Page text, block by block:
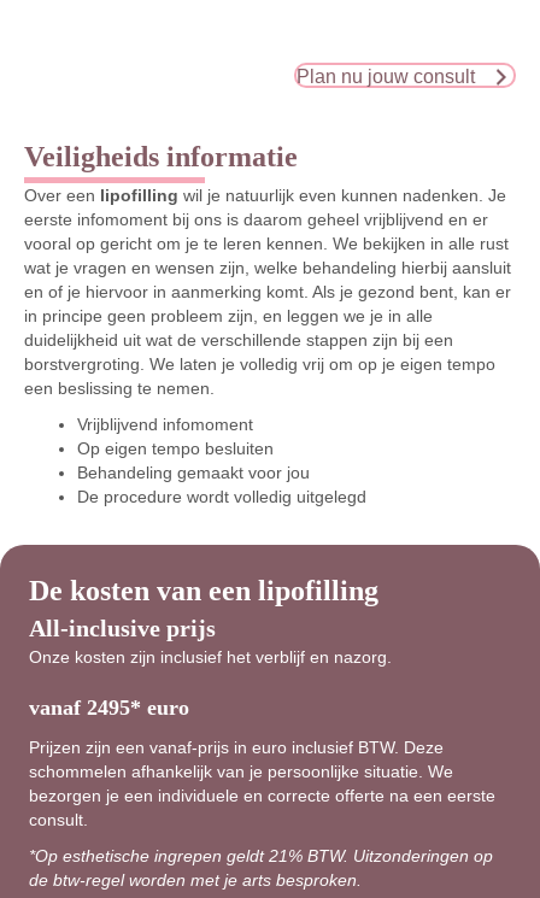
Plan nu jouw consult
Veiligheids informatie
Over een lipofilling wil je natuurlijk even kunnen nadenken. Je
eerste infomoment bij ons is daarom geheel vrijblijvend en er
vooral op gericht om je te leren kennen. We bekijken in alle rust
wat je vragen en wensen zijn, welke behandeling hierbij aansluit
en of je hiervoor in aanmerking komt. Als je gezond bent, kan er
in principe geen probleem zijn, en leggen we je in alle
duidelijkheid uit wat de verschillende stappen zijn bij een
borstvergroting. We laten je volledig vrij om op je eigen tempo
een beslissing te nemen.
Vrijblijvend infomoment
Op eigen tempo besluiten
Behandeling gemaakt voor jou
De procedure wordt volledig uitgelegd
De kosten van een lipofilling
All-inclusive prijs
Onze kosten zijn inclusief het verblijf en nazorg.
vanaf 2495* euro
Prijzen zijn een vanaf-prijs in euro inclusief BTW. Deze
schommelen afhankelijk van je persoonlijke situatie. We
bezorgen je een individuele en correcte offerte na een eerste
consult.
*Op esthetische ingrepen geldt 21% BTW. Uitzonderingen op
de btw-regel worden met je arts besproken.